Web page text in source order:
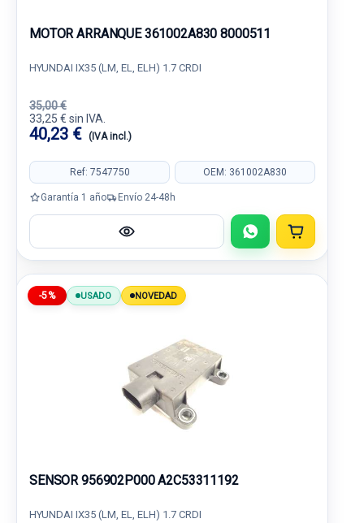
MOTOR ARRANQUE 361002A830 8000511
HYUNDAI IX35 (LM, EL, ELH) 1.7 CRDI
35,00 €
33,25 € sin IVA.
40,23 € (IVA incl.)
Ref: 7547750 OEM: 361002A830
Garantía 1 año Envío 24-48h
-5% USADO NOVEDAD
SENSOR 956902P000 A2C53311192
HYUNDAI IX35 (LM, EL, ELH) 1.7 CRDI